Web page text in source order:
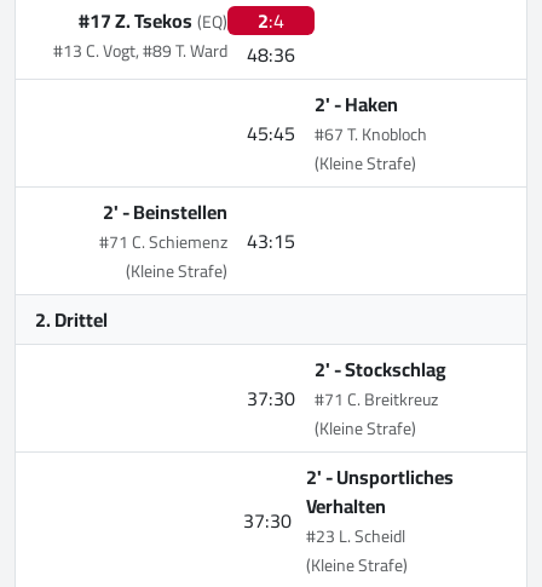
2:4
48:36
#17 Z. Tsekos(EQ)
#13 C. Vogt, #89 T. Ward
45:45
2' -Haken
#67 T. Knobloch
(Kleine Strafe)
43:15
2' -Beinstellen
#71 C. Schiemenz
(Kleine Strafe)
2. Drittel
37:30
2' -Stockschlag
#71 C. Breitkreuz
(Kleine Strafe)
37:30
2' -Unsportliches
Verhalten
#23 L. Scheidl
(Kleine Strafe)